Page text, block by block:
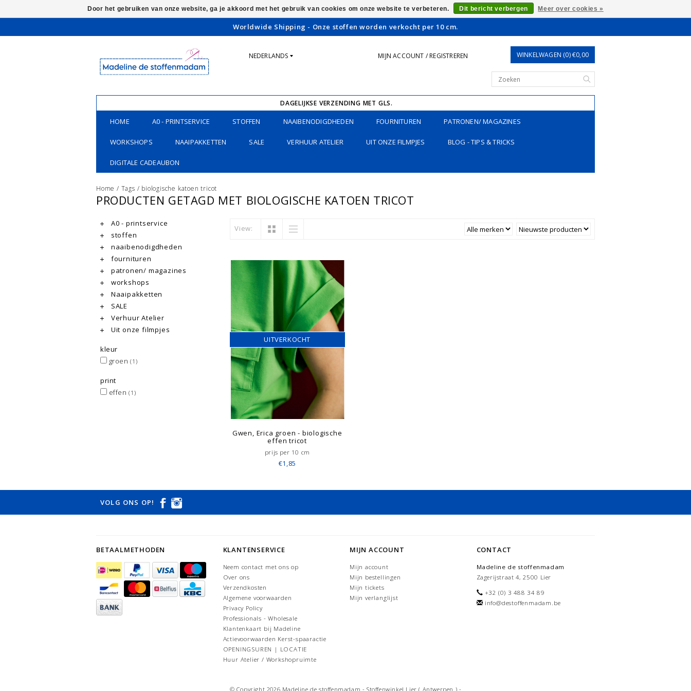
Worldwide Shipping - Onze stoffen worden verkocht per 10 cm.
NEDERLANDS MIJN ACCOUNT / REGISTREREN WINKELWAGEN (0) €0,00
DAGELIJKSE VERZENDING MET GLS.
HOME A0 - PRINTSERVICE STOFFEN NAAIBENODIGDHEDEN FOURNITUREN PATRONEN/ MAGAZINES
WORKSHOPS NAAIPAKKETTEN SALE VERHUUR ATELIER UIT ONZE FILMPJES BLOG - TIPS & TRICKS
DIGITALE CADEAUBON
Home / Tags / biologische katoen tricot
PRODUCTEN GETAGD MET BIOLOGISCHE KATOEN TRICOT
A0 - printservice
stoffen
naaibenodigdheden
fournituren
patronen/ magazines
workshops
Naaipakketten
SALE
Verhuur Atelier
Uit onze filmpjes
kleur
groen(1)
print
effen(1)
View:
UITVERKOCHT
Gwen, Erica groen - biologische
effen tricot
prijs per 10 cm
€1,85
VOLG ONS OP!
BETAALMETHODEN KLANTENSERVICE
Neem contact met ons op
Over ons
Verzendkosten
Algemene voorwaarden
Privacy Policy
Professionals - Wholesale
Klantenkaart bij Madeline
Actievoorwaarden Kerst-spaaractie
OPENINGSUREN | LOCATIE
Huur Atelier / Workshopruimte
MIJN ACCOUNT
Mijn account
Mijn bestellingen
Mijn tickets
Mijn verlanglijst
CONTACT
Madeline de stoffenmadam
Zagerijstraat 4, 2500 Lier
+32 (0) 3 488 34 89
info@destoffenmadam.be
© Copyright 2026 Madeline de stoffenmadam - Stoffenwinkel Lier ( Antwerpen ) -
Door het gebruiken van onze website, ga je akkoord met het gebruik van cookies om onze website te verbeteren. Dit bericht verbergen Meer over cookies »